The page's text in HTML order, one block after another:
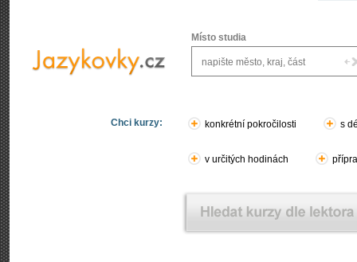
Místo studia
Chci kurzy: konkrétní pokročilosti s
v určitých hodinách